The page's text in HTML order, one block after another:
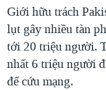
THỂ THAO
GIÁO DỤC
GROUND ZERO –
CHI PHÍ CHIẾN
CÁC GIÁ TRỊ CỘNG
THƯỢNG ĐỈNH
Ngôn ngữ khác
Giới hữu trách
lụt gây nhiều tàn
tới 20 triệu người.
nhất 6 triệu người
để cứu mạng.